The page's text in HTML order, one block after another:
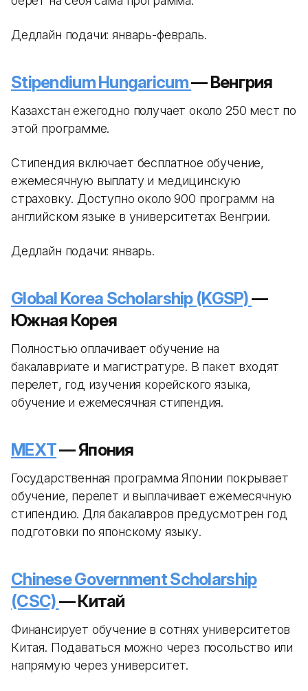
Дедлайн подачи: январь-февраль.
Stipendium Hungaricum— Венгрия
Казахстан ежегодно получает около 250 мест по
этой программе.
Стипендия включает бесплатное обучение,
ежемесячную выплату и медицинскую
страховку. Доступно около 900 программ на
английском языке в университетах Венгрии.
Дедлайн подачи: январь.
Global Korea Scholarship (KGSP)—
Южная Корея
Полностью оплачивает обучение на
бакалавриате и магистратуре. В пакет входят
перелет, год изучения корейского языка,
обучение и ежемесячная стипендия.
MEXT— Япония
Государственная программа Японии покрывает
обучение, перелет и выплачивает ежемесячную
стипендию. Для бакалавров предусмотрен год
подготовки по японскому языку.
Chinese Government Scholarship
(CSC)— Китай
Финансирует обучение в сотнях университетов
Китая. Подаваться можно через посольство или
напрямую через университет.